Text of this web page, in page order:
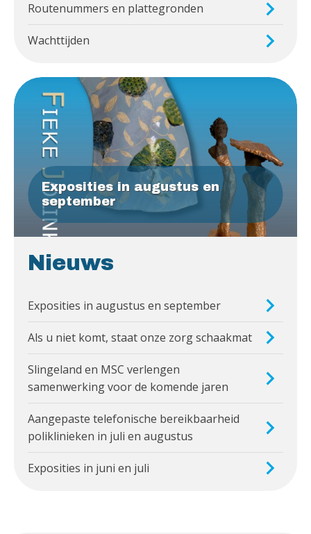
Routenummers en plattegronden
Wachttijden
Exposities in augustus en
september
Nieuws
Exposities in augustus en september
Als u niet komt, staat onze zorg schaakmat
Slingeland en MSC verlengen
samenwerking voor de komende jaren
Aangepaste telefonische bereikbaarheid
poliklinieken in juli en augustus
Exposities in juni en juli